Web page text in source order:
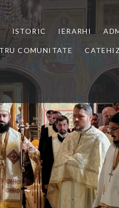
ISTORIC IERARHI
COMUNITATE